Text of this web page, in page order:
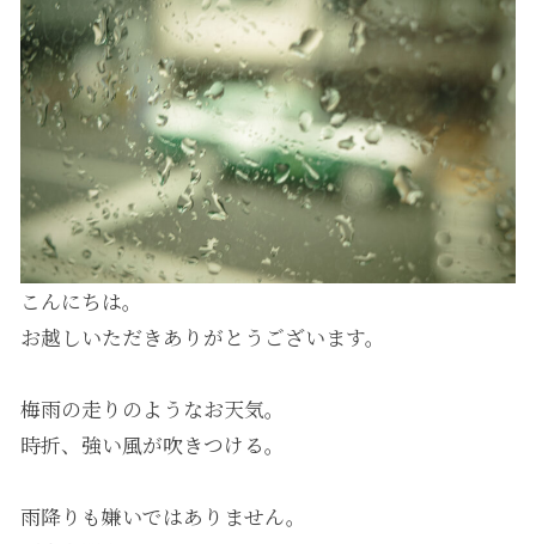
こんにちは。
お越しいただきありがとうございます。
梅雨の走りのようなお天気。
時折、強い風が吹きつける。
雨降りも嫌いではありません。